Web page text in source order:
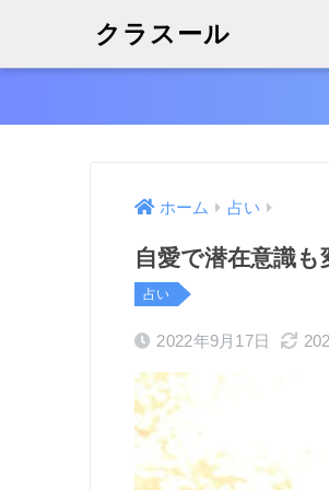
クラスール
ホーム 占い
自愛で潜在意識
占い
2022年9月17日